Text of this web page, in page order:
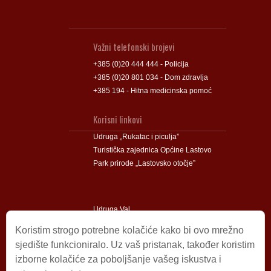
Važni telefonski brojevi
+385 (0)20 444 444 - Policija
+385 (0)20 801 034 - Dom zdravlja
+385 194 - Hitna medicinska pomoć
Korisni linkovi
Udruga „Rukatac i piculja”
Turistička zajednica Općine Lastovo
Park prirode „Lastovsko otočje”
Udruga Val
Impressum
Koristim strogo potrebne kolačiće kako bi ovo mrežno
sjedište funkcioniralo. Uz vaš pristanak, također koristim
izborne kolačiće za poboljšanje vašeg iskustva i